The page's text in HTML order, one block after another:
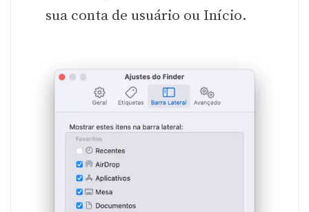
sua conta de usuário ou Início.